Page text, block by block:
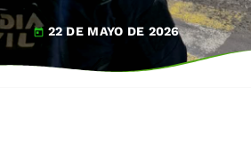
today 22 DE MAYO DE 2026